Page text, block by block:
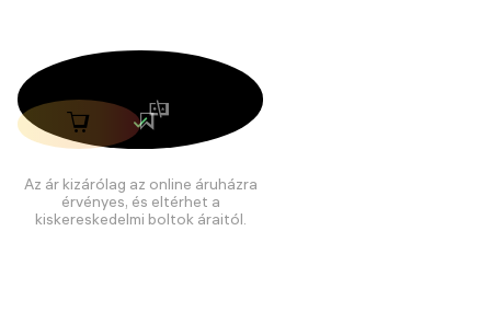
Az ár kizárólag az online áruházra
érvényes, és eltérhet a
kiskereskedelmi boltok áraitól.